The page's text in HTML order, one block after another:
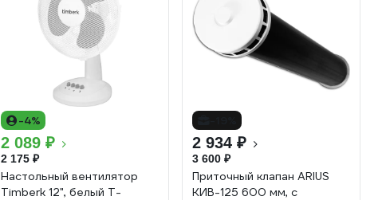
-4%
2 089 ₽
2 175 ₽
Настольный вентилятор
Timberk 12", белый T-
2 934 ₽
3 600 ₽
Приточный клапан ARIUS
КИВ-125 600 мм, с